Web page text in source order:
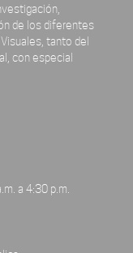
de los diferentes
tanto del
con especial
a 4:30 p.m.